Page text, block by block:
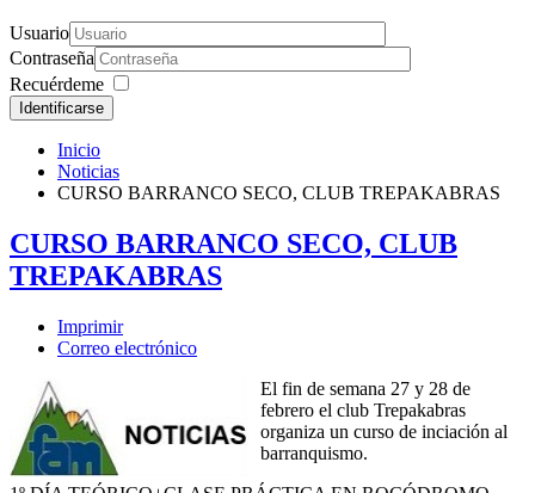
Usuario
Contraseña
Recuérdeme
Identificarse
Inicio
Noticias
CURSO BARRANCO SECO, CLUB TREPAKABRAS
CURSO BARRANCO SECO, CLUB
TREPAKABRAS
Imprimir
Correo electrónico
El fin de semana 27 y 28 de
febrero el club Trepakabras
organiza un curso de inciación al
barranquismo.